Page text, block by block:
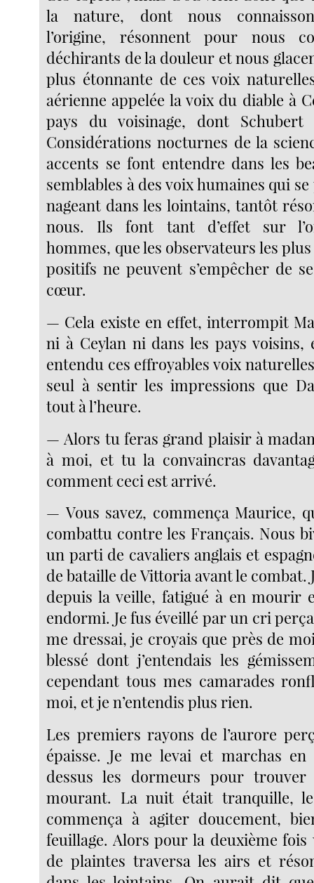
la nature, dont nous
l’origine, résonnent pour nous
déchirants de la douleur et nous
plus étonnante de ces voix
aérienne appelée la voix du diable à
pays du voisinage, dont
Considérations nocturnes de la
accents se font entendre dans les
semblables à des voix humaines qui
nageant dans les lointains, tantôt
nous. Ils font tant d’effet sur
hommes, que les observateurs les
positifs ne peuvent s’empêcher de
cœur.
— Cela existe en effet, interrompit
ni à Ceylan ni dans les pays voisins,
entendu ces effroyables voix
seul à sentir les impressions que
tout à l’heure.
— Alors tu feras grand plaisir à
à moi, et tu la convaincras
comment ceci est arrivé.
— Vous savez, commença Maurice,
combattu contre les Français. Nous
un parti de cavaliers anglais et
de bataille de Vittoria avant le combat.
depuis la veille, fatigué à en mourir
endormi. Je fus éveillé par un cri
me dressai, je croyais que près de
blessé dont j’entendais les
cependant tous mes camarades
moi, et je n’entendis plus rien.
Les premiers rayons de l’aurore
épaisse. Je me levai et marchas
dessus les dormeurs pour
mourant. La nuit était tranquille,
commença à agiter doucement,
feuillage. Alors pour la deuxième
de plaintes traversa les airs et